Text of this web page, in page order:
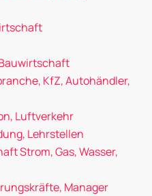
KfZ, Autohändler,
Luftverkehr
Lehrstellen
Strom, Gas, Wasser,
Manager